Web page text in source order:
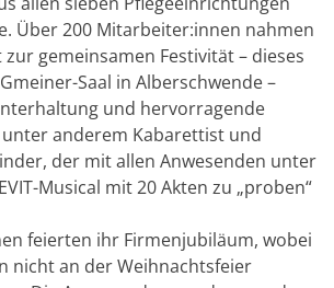
Über 200 Mitarbeiter:innen nahmen
gemeinsamen Festivität – dieses
Saal in Alberschwende –
und hervorragende
anderem Kabarettist und
der mit allen Anwesenden unter
Musical mit 20 Akten zu „proben“
feierten ihr Firmenjubiläum, wobei
nicht an der Weihnachtsfeier